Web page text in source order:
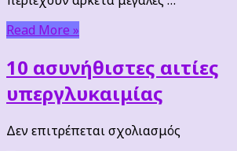
Read More »
10 ασυνήθιστες αιτίες
υπεργλυκαιμίας
Δεν επιτρέπεται σχολιασμός